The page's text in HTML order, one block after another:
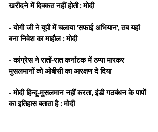
खरीदने में दिक्कत नहीं होती : मोदी
- योगी जी ने यूपी में चलाया 'सफाई अभियान', तब यहां
बना निवेश का माहौल : मोदी
- कांग्रेस ने रातों-रात कर्नाटक में ठप्पा मारकर
मुसलमानों को ओबीसी का आरक्षण दे दिया
- मोदी हिन्दू-मुसलमान नहीं करता, इंडी गठबंधन के पापों
का इतिहास बताता है : मोदी